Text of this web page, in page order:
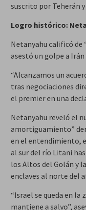
suscrito por Teherán
Logro histórico:
Netanyahu calificó de
asestó un golpe a
“Alcanzamos un
tras negociaciones
el premier en una
Netanyahu reveló el
amortiguamiento”
en el entendimiento,
al sur del río Litani
los Altos del Golán y
enclaves al norte del
“Israel se queda en la
mantiene a salvo”,